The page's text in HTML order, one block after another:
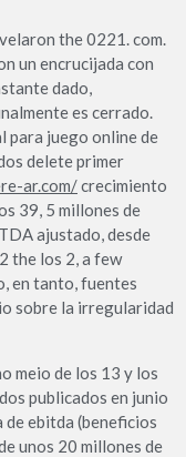
the 0221. com.
un encrucijada con
dado,
es cerrado.
para juego online de
delete primer
ar.com/crecimiento
39, 5 millones de
ajustado, desde
the los 2, a few
en tanto, fuentes
sobre la irregularidad
meio de los 13 y los
publicados en junio
ebitda (beneficios
unos 20 millones de